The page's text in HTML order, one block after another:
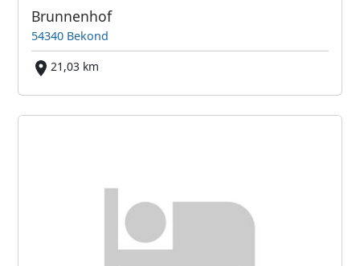
Brunnenhof
54340 Bekond
21,03 km